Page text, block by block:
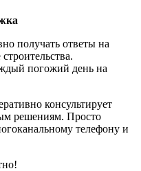
получать ответы на
погожий день на
консультирует
решениям. Просто
телефону и